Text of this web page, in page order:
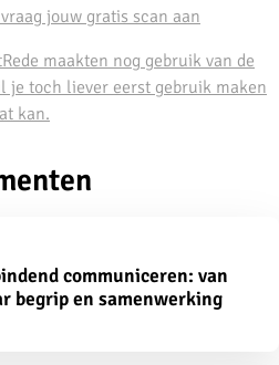
jouw gratis scan aan
maakten nog gebruik van de
je toch liever eerst gebruik maken
kan.
communiceren: van
begrip en samenwerking